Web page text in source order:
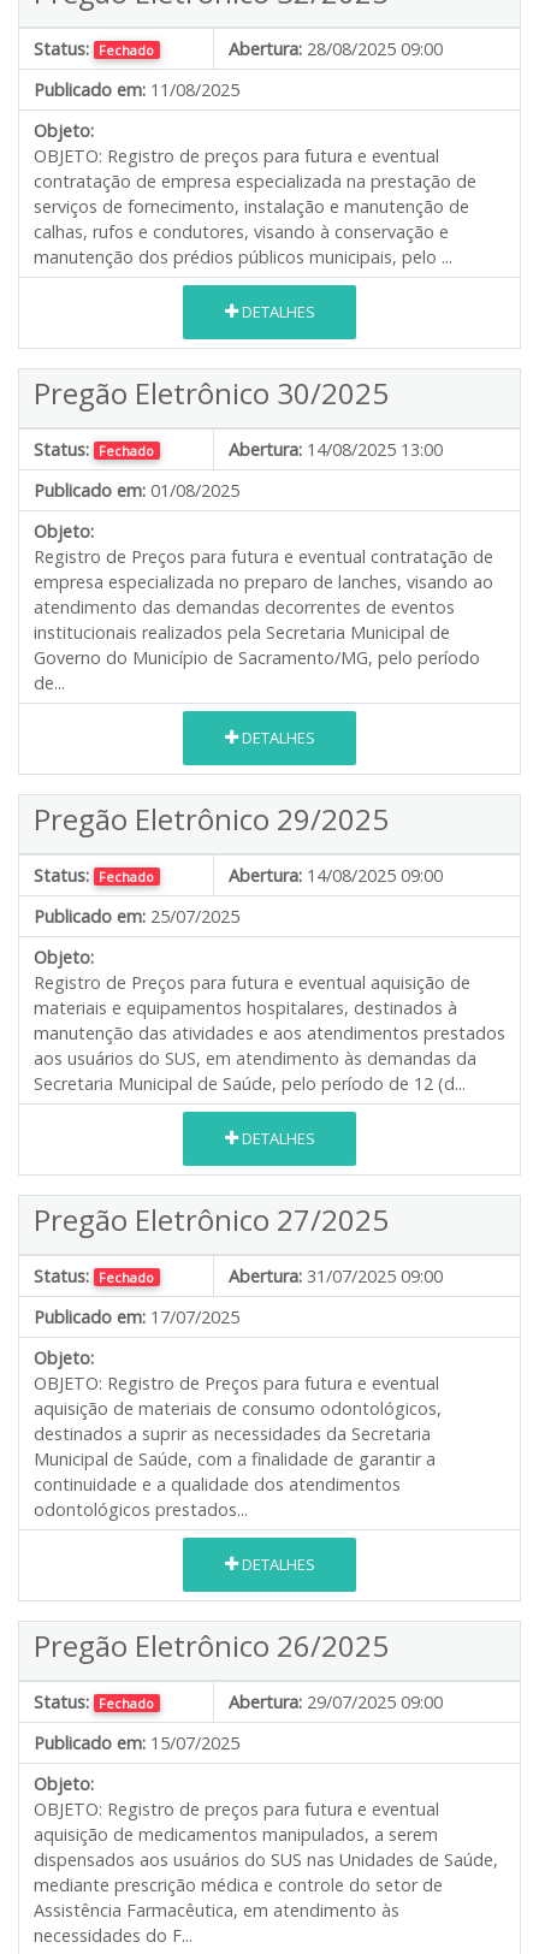
Status: Fechado Abertura: 28/08/2025 09:00
Publicado em: 11/08/2025
Objeto:
OBJETO: Registro de preços para futura e eventual
contratação de empresa especializada na prestação de
serviços de fornecimento, instalação e manutenção de
calhas, rufos e condutores, visando à conservação e
manutenção dos prédios públicos municipais, pelo ...
DETALHES
Pregão Eletrônico 30/2025
Status: Fechado Abertura: 14/08/2025 13:00
Publicado em: 01/08/2025
Objeto:
Registro de Preços para futura e eventual contratação de
empresa especializada no preparo de lanches, visando ao
atendimento das demandas decorrentes de eventos
institucionais realizados pela Secretaria Municipal de
Governo do Município de Sacramento/MG, pelo período
de...
DETALHES
Pregão Eletrônico 29/2025
Status: Fechado Abertura: 14/08/2025 09:00
Publicado em: 25/07/2025
Objeto:
Registro de Preços para futura e eventual aquisição de
materiais e equipamentos hospitalares, destinados à
manutenção das atividades e aos atendimentos prestados
aos usuários do SUS, em atendimento às demandas da
Secretaria Municipal de Saúde, pelo período de 12 (d...
DETALHES
Pregão Eletrônico 27/2025
Status: Fechado Abertura: 31/07/2025 09:00
Publicado em: 17/07/2025
Objeto:
OBJETO: Registro de Preços para futura e eventual
aquisição de materiais de consumo odontológicos,
destinados a suprir as necessidades da Secretaria
Municipal de Saúde, com a finalidade de garantir a
continuidade e a qualidade dos atendimentos
odontológicos prestados...
DETALHES
Pregão Eletrônico 26/2025
Status: Fechado Abertura: 29/07/2025 09:00
Publicado em: 15/07/2025
Objeto:
OBJETO: Registro de preços para futura e eventual
aquisição de medicamentos manipulados, a serem
dispensados aos usuários do SUS nas Unidades de Saúde,
mediante prescrição médica e controle do setor de
Assistência Farmacêutica, em atendimento às
necessidades do F...